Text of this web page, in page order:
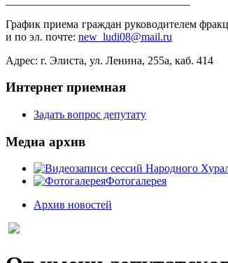
График приема граждан руководителем
и по эл. почте: new_ludi08@mail.ru
Адрес: г. Элиста, ул. Ленина, 255а, каб. 414
Интернет приемная
Задать вопрос депутату
Медиа архив
Фотогалерея
Архив новостей